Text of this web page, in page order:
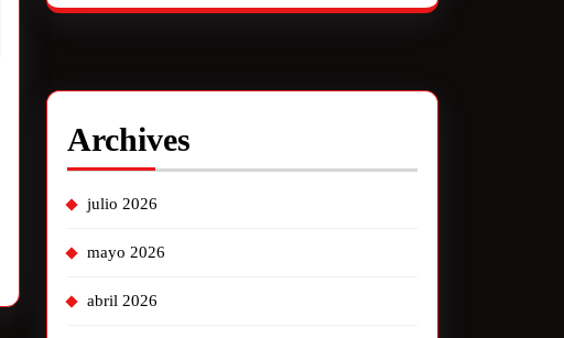
Archives
julio 2026
mayo 2026
abril 2026